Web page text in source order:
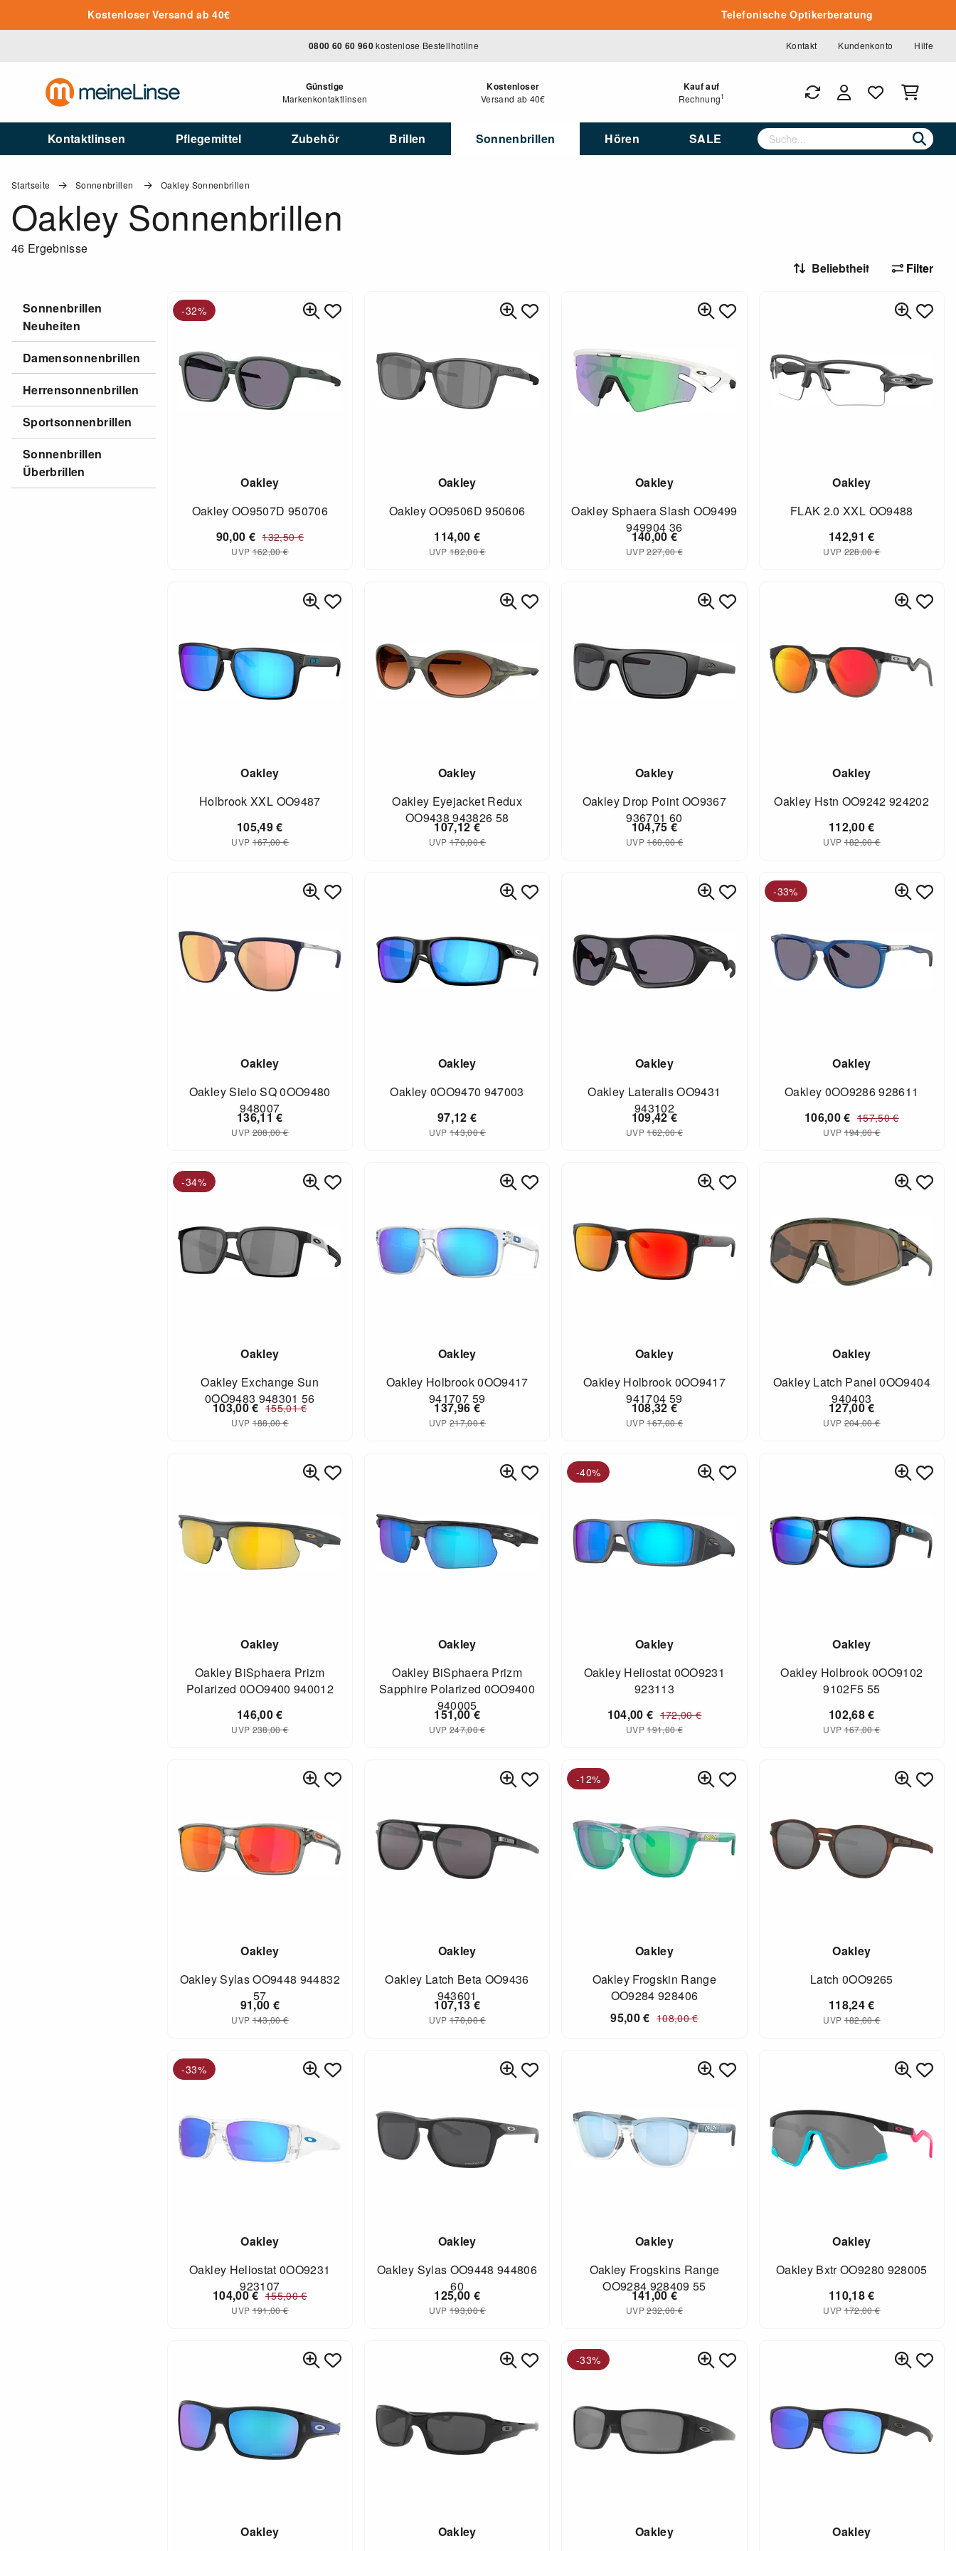
Zum Hauptinhalt springenKostenloser Versand ab 40€ Telefonische Optikerberatung
0800 60 60 960kostenlose Bestellhotline Kontakt Kundenkonto Hilfe
Günstige
Markenkontaktlinsen
Kostenloser
Versand ab 40€
Kauf auf
Rechnung1
Kontaktlinsen Pflegemittel Zubehör Brillen Sonnenbrillen Hören SALE
Startseite Sonnenbrillen Oakley Sonnenbrillen
Oakley Sonnenbrillen
46 Ergebnisse
Sonnenbrillen
Neuheiten
Damensonnenbrillen
Herrensonnenbrillen
Sportsonnenbrillen
Sonnenbrillen
Überbrillen
Filter
Oakley
Oakley OO9507D 950706
90,00 € 132,50€
UVP162,00€
-32%
Oakley
Oakley OO9506D 950606
114,00 €
UVP 182,00€
Oakley
Oakley Sphaera Slash OO9499
949904 36
140,00€
UVP227,00€
Oakley
FLAK 2.0 XXL OO9488
142,91€
UVP228,00€
Oakley
Holbrook XXL OO9487
105,49€
UVP167,00€
Oakley
Oakley Eyejacket Redux
OO9438 943826 58
107,12€
UVP 170,00€
Oakley
Oakley Drop Point OO9367
936701 60
104,75€
UVP160,00€
Oakley
Oakley Hstn OO9242 924202
112,00€
UVP182,00€
Oakley
Oakley Sielo SQ 0OO9480
948007
136,11€
UVP208,00€
Oakley
Oakley 0OO9470 947003
97,12€
UVP 143,00€
Oakley
Oakley Lateralis OO9431
943102
109,42€
UVP162,00€
Oakley
Oakley 0OO9286 928611
106,00€ 157,50€
UVP194,00€
-33%
Oakley
Oakley Exchange Sun
0OO9483 948301 56
103,00€ 155,01€
UVP188,00€
-34%
Oakley
Oakley Holbrook 0OO9417
941707 59
137,96€
UVP 217,00€
Oakley
Oakley Holbrook 0OO9417
941704 59
108,32€
UVP167,00€
Oakley
Oakley Latch Panel 0OO9404
940403
127,00€
UVP204,00€
Oakley
Oakley BiSphaera Prizm
Polarized 0OO9400 940012
146,00€
UVP238,00€
Oakley
Oakley BiSphaera Prizm
Sapphire Polarized 0OO9400
940005
151,00€
UVP 247,00€
Oakley
Oakley Heliostat 0OO9231
923113
104,00€ 172,00€
UVP191,00€
-40%
Oakley
Oakley Holbrook 0OO9102
9102F5 55
102,68€
UVP167,00€
Oakley
Oakley Sylas OO9448 944832
57
91,00 €
UVP143,00€
Oakley
Oakley Latch Beta OO9436
943601
107,13€
UVP 170,00€
Oakley
Oakley Frogskin Range
OO9284 928406
95,00€ 108,00€
-12%
Oakley
Latch 0OO9265
118,24€
UVP182,00€
Oakley
Oakley Heliostat 0OO9231
923107
104,00€ 155,00€
UVP191,00€
-33%
Oakley
Oakley Sylas OO9448 944806
60
125,00 €
UVP 193,00€
Oakley
Oakley Frogskins Range
OO9284 928409 55
141,00€
UVP232,00€
Oakley
Oakley Bxtr OO9280 928005
110,18€
UVP172,00€
Oakley Oakley Oakley
-33%
Oakley